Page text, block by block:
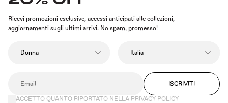
Ricevi promozioni esclusive, accessi anticipati alle collezioni,
aggiornamenti sugli ultimi arrivi. No spam, promesso!
ISCRIVITI
ACCETTO QUANTO RIPORTATO NELLA PRIVACY POLICY